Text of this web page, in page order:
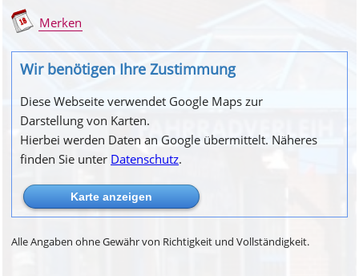
Merken
Wir benötigen Ihre Zustimmung
Diese Webseite verwendet Google Maps zur
Darstellung von Karten.
Hierbei werden Daten an Google übermittelt. Näheres
finden Sie unter Datenschutz.
Alle Angaben ohne Gewähr von Richtigkeit und Vollständigkeit.